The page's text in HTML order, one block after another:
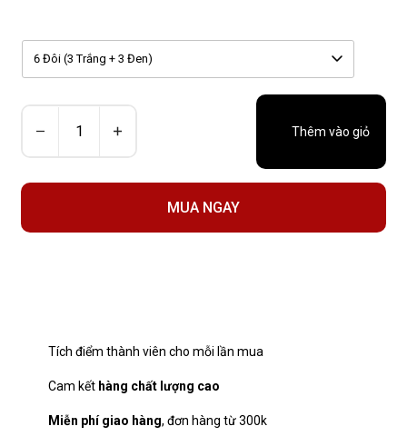
Thêm vào giỏ
MUA NGAY
Cam kết hàng chất lượng cao
Miễn phí giao hàng, đơn hàng từ 300k
Tích điểm thành viên cho mỗi lần mua
6 Đôi (3 Trắng + 3 Đen)